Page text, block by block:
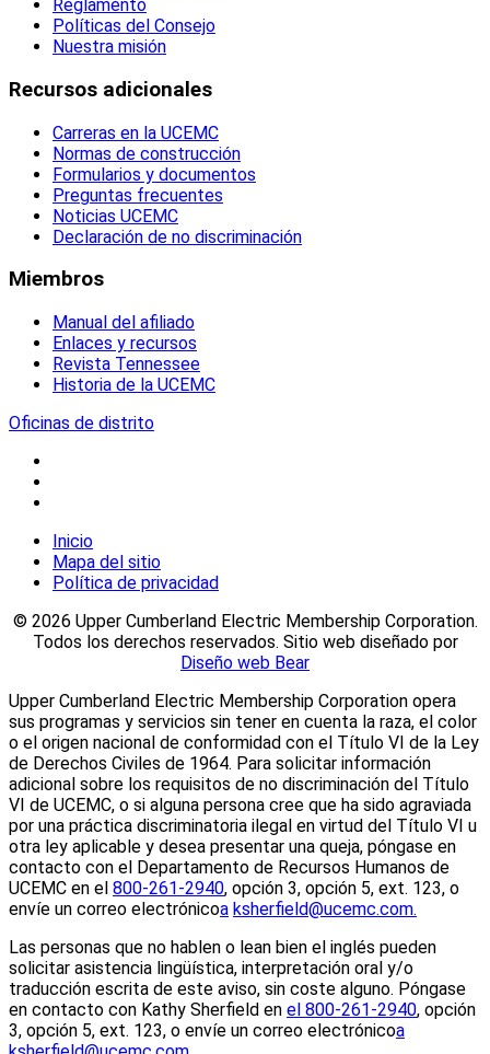
Reglamento
Políticas del Consejo
Nuestra misión
Recursos adicionales
Carreras en la UCEMC
Normas de construcción
Formularios y documentos
Preguntas frecuentes
Noticias UCEMC
Declaración de no discriminación
Miembros
Manual del afiliado
Enlaces y recursos
Revista Tennessee
Historia de la UCEMC
Oficinas de distrito
Inicio
Mapa del sitio
Política de privacidad
© 2026 Upper Cumberland Electric Membership Corporation.
Todos los derechos reservados. Sitio web diseñado por
Diseño web Bear
Upper Cumberland Electric Membership Corporation opera
sus programas y servicios sin tener en cuenta la raza, el color
o el origen nacional de conformidad con el Título VI de la Ley
de Derechos Civiles de 1964. Para solicitar información
adicional sobre los requisitos de no discriminación del Título
VI de UCEMC, o si alguna persona cree que ha sido agraviada
por una práctica discriminatoria ilegal en virtud del Título VI u
otra ley aplicable y desea presentar una queja, póngase en
contacto con el Departamento de Recursos Humanos de
UCEMC en el 800-261-2940, opción 3, opción 5, ext. 123, o
envíe un correo electrónicoa ksherfield@ucemc.com.
Las personas que no hablen o lean bien el inglés pueden
solicitar asistencia lingüística, interpretación oral y/o
traducción escrita de este aviso, sin coste alguno. Póngase
en contacto con Kathy Sherfield en el 800-261-2940, opción
3, opción 5, ext. 123, o envíe un correo electrónicoa